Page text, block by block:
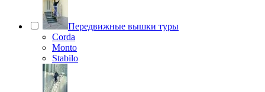
Передвижные вышки туры
Corda
Monto
Stabilo